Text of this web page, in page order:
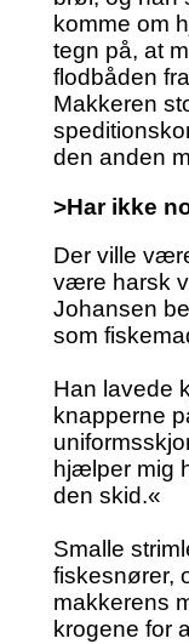
komme om
tegn på, at
flodbåden
Makkeren
den anden
>Har ikke
Der ville
være harsk
Johansen
som
Han lavede
knapperne
hjælper mig
den skid.«
Smalle
fiskesnører,
makkerens
krogene for